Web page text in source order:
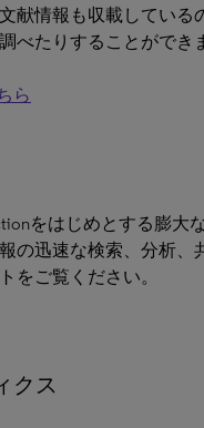
献情報も収載している
べたりすることがで
ら
をはじめとする膨
の迅速な検索、分析、
をご覧ください。
クス